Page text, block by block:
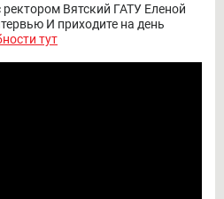
Вятский ГАТУ Еленой
И приходите на день
тут